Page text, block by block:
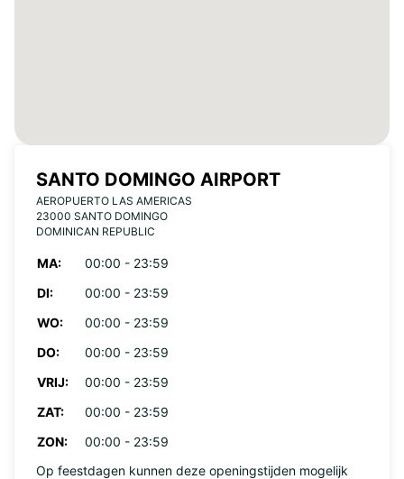
SANTO DOMINGO AIRPORT
AEROPUERTO LAS AMERICAS
23000 SANTO DOMINGO
DOMINICAN REPUBLIC
MA:
00:00 - 23:59
DI:
00:00 - 23:59
WO:
00:00 - 23:59
DO:
00:00 - 23:59
VRIJ:
00:00 - 23:59
ZAT:
00:00 - 23:59
ZON:
00:00 - 23:59
Op feestdagen kunnen deze openingstijden mogelijk